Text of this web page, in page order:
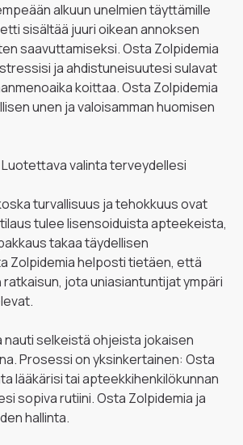
alkuun unelmien täyttämille
sisältää juuri oikean annoksen
saavuttamiseksi. Osta Zolpidemia
ja ahdistuneisuutesi sulavat
koittaa. Osta Zolpidemia
unen ja valoisamman huomisen
valinta terveydellesi
turvallisuus ja tehokkuus ovat
tulee lisensoiduista apteekeista,
takaa täydellisen
Zolpidemia helposti tietäen, että
jota uniasiantuntijat ympäri
nauti selkeistä ohjeista jokaisen
Prosessi on yksinkertainen: Osta
lääkärisi tai apteekkihenkilökunnan
sopiva rutiini. Osta Zolpidemia ja
hallinta.